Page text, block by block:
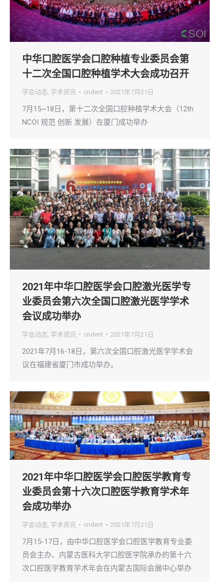
中华口腔医学会口腔种植专业委员会第
十二次全国口腔种植学术大会成功召开
学会动态, 学术资讯 cndent 2021年7月21日
7月15~18日，第十二次全国口腔种植学术大会（12th
NCOI 规范 创新 发展）在厦门成功举办
2021年中华口腔医学会口腔激光医学专
业委员会第六次全国口腔激光医学学术
会议成功举办
学会动态 学术资讯 cndent 2021年7月21日
2021年7月16-18日，第六次全国口腔激光医学学术会
议在福建省厦门市成功举办。
2021年中华口腔医学会口腔医学教育专
业委员会第十六次口腔医学教育学术年
会成功举办
学会动态, 学术资讯 cndent 2021年7月21日
7月15-17日，由中华口腔医学会口腔医学教育专业委
员会主办、内蒙古医科大学口腔医学院承办的第十六
次口腔医学教育学术年会在内蒙古国际会展中心举办